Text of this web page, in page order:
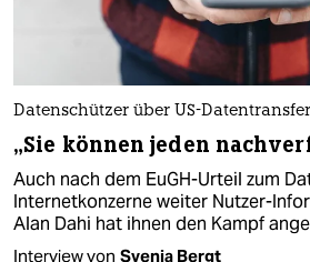
Datenschützer über US-
„Sie können jeden
Auch nach dem EuGH-Urteil zum
Internetkonzerne weiter Nutzer-
Alan Dahi hat ihnen den Kampf
Interview von Svenja Bergt